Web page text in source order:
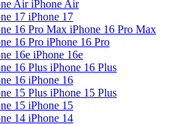
iPhone Air
iPhone 17
iPhone 16 Pro Max
iPhone 16 Pro
iPhone 16e
iPhone 16 Plus
iPhone 16
iPhone 15 Plus
iPhone 15
iPhone 14